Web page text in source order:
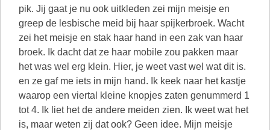
pik. Jij gaat je nu ook uitkleden zei mijn meisje en
greep de lesbische meid bij haar spijkerbroek. Wacht
zei het meisje en stak haar hand in een zak van haar
broek. Ik dacht dat ze haar mobile zou pakken maar
het was wel erg klein. Hier, je weet vast wel wat dit is.
en ze gaf me iets in mijn hand. Ik keek naar het kastje
waarop een viertal kleine knopjes zaten genummerd 1
tot 4. Ik liet het de andere meiden zien. Ik weet wat het
is, maar weten zij dat ook? Geen idee. Mijn meisje